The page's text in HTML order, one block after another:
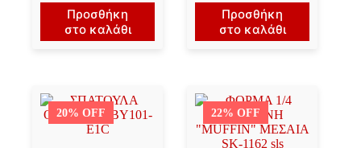
was:
€1.00.
τιμή
είναι:
€0.80.
Προσθήκη
στο καλάθι
price
was:
€2.60.
τρέχουσα
τιμή
είναι:
Προσθήκη
στο καλάθι
20% OFF 22% OFF